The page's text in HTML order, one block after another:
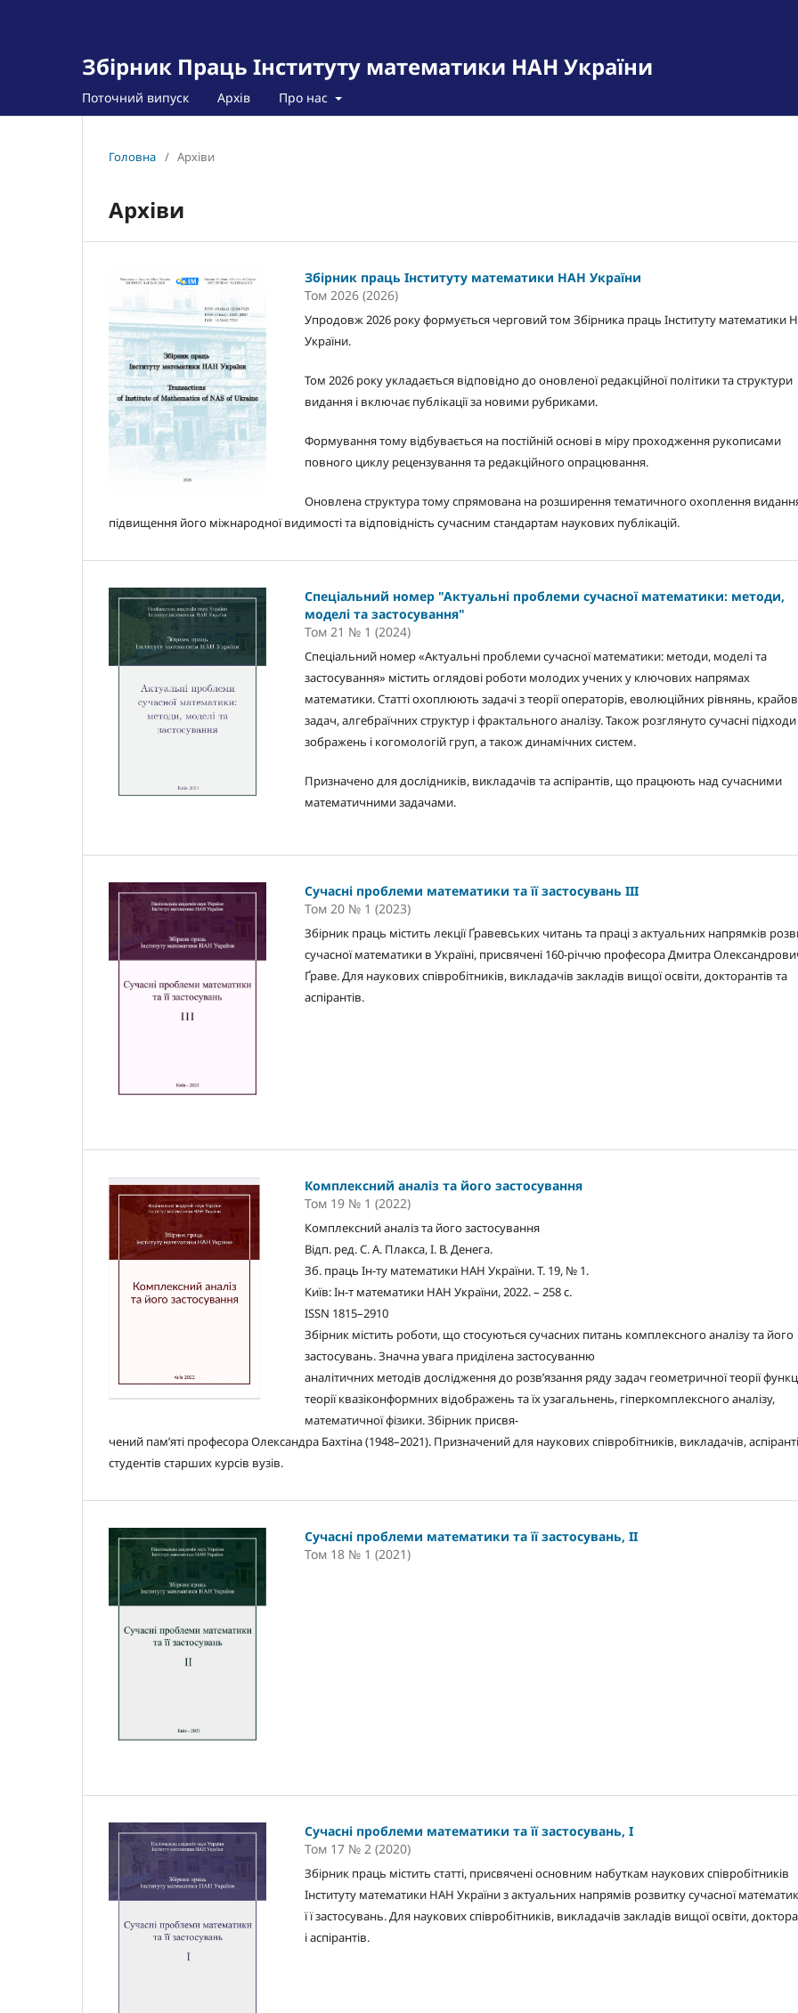
Збірник Праць Інституту математики НАН України
Поточний випуск Архів Про нас
Головна / Архіви
Архіви
Збірник праць Інституту математики НАН України
Том 2026 (2026)
Упродовж 2026 року формується черговий том Збірника праць Інституту математики
України.
Том 2026 року укладається відповідно до оновленої редакційної політики та структури
видання і включає публікації за новими рубриками.
Формування тому відбувається на постійній основі в міру проходження рукописами
повного циклу рецензування та редакційного опрацювання.
Оновлена структура тому спрямована на розширення тематичного охоплення
підвищення його міжнародної видимості та відповідність сучасним стандартам наукових публікацій.
Спеціальний номер "Актуальні проблеми сучасної математики: методи,
моделі та застосування"
Том 21 № 1 (2024)
Спеціальний номер «Актуальні проблеми сучасної математики: методи, моделі та
застосування» містить оглядові роботи молодих учених у ключових напрямах
математики. Статті охоплюють задачі з теорії операторів, еволюційних рівнянь,
задач, алгебраїчних структур і фрактального аналізу. Також розглянуто сучасні
зображень і когомологій груп, а також динамічних систем.
Призначено для дослідників, викладачів та аспірантів, що працюють над сучасними
математичними задачами.
Сучасні проблеми математики та її застосувань III
Том 20 № 1 (2023)
Збірник праць містить лекції Ґравевських читань та праці з актуальних напрямків
сучасної математики в Україні, присвячені 160-річчю професора Дмитра
Ґраве. Для наукових співробітників, викладачів закладів вищої освіти, докторантів та
аспірантів.
Комплексний аналiз та його застосування
Том 19 № 1 (2022)
Комплексний аналiз та його застосування
Вiдп. ред. С. А. Плакса, I. В. Денега.
Зб. праць Iн-ту математики НАН України. Т. 19, № 1.
Київ: Iн-т математики НАН України, 2022. – 258 с.
ISSN 1815–2910
Збiрник мiстить роботи, що стосуються сучасних питань комплексного аналiзу та його
застосувань. Значна увага придiлена застосуванню
аналiтичних методiв дослiдження до розв’язання ряду задач геометричної теорiї
теорiї квазiконформних вiдображень та їх узагальнень, гiперкомплексного аналiзу,
математичної фiзики. Збiрник присвя-
чений пам’ятi професора Олександра Бахтiна (1948–2021). Призначений для наукових спiвробiтникiв, викладачiв,
студентiв старших курсiв вузiв.
Сучасні проблеми математики та її застосувань, II
Том 18 № 1 (2021)
Сучасні проблеми математики та її застосувань, I
Том 17 № 2 (2020)
Збірник праць містить статті, присвячені основним набуткам наукових співробітників
Інституту математики НАН України з актуальних напрямів розвитку сучасної
ї ї застосувань. Для наукових співробітників, викладачів закладів вищої освіти,
і аспірантів.